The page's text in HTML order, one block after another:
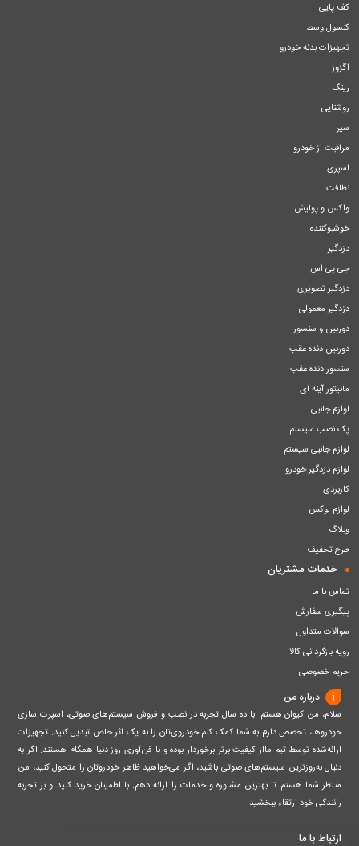
کف پایی
کنسول وسط
تجهیزات بدنه خودرو
اگزوز
رینگ
روشنایی
سپر
مراقبت از خودرو
اسپری
نظافت
واکس و پولیش
خوشبوکننده
دزدگیر
جی پی اس
دزدگیر تصویری
دزدگیر معمولی
دوربین و سنسور
دوربین دنده عقب
سنسور دنده عقب
مانیتور آینه ای
لوازم جانبی
پک نصب سیستم
لوازم جانبی سیستم
لوازم دزدگیر خودرو
کاربردی
لوازم لوکس
وبلاگ
طرح تخفیف
خدمات مشتریان
تماس با ما
پیگیری سفارش
سوالات متداول
رویه بازگردانی کالا
حریم خصوصی
درباره من
سلام، من کیوان هستم. با ده سال تجربه در نصب و فروش سیستم‌های صوتی، اسپرت سازی
خودروها، تخصص دارم به شما کمک کنم خودروی‌تان را به یک اثر خاص تبدیل کنید. تجهیزات
ارائه‌شده توسط تیم مااز کیفیت برتر برخوردار بوده و با فن‌آوری روز دنیا همگام هستند. اگر به
دنبال به‌روزترین سیستم‌های صوتی باشید، اگر می‌خواهید ظاهر خودروتان را متحول کنید، من
منتظر شما هستم تا بهترین مشاوره و خدمات را ارائه دهم. با اطمینان خرید کنید و بر تجربه
رانندگی خود ارتقاء ببخشید.
ارتباط با ما